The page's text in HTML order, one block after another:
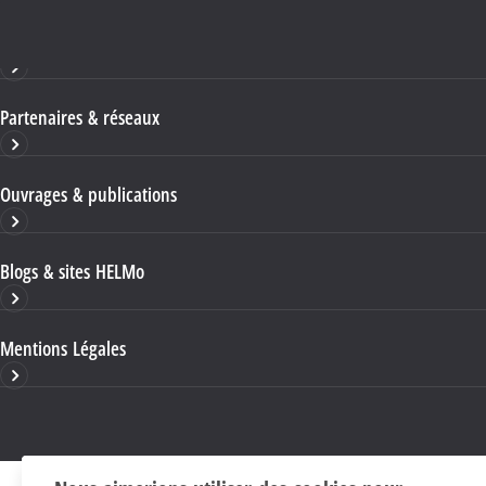
Partenaires & réseaux
Ouvrages & publications
Blogs & sites HELMo
Mentions Légales